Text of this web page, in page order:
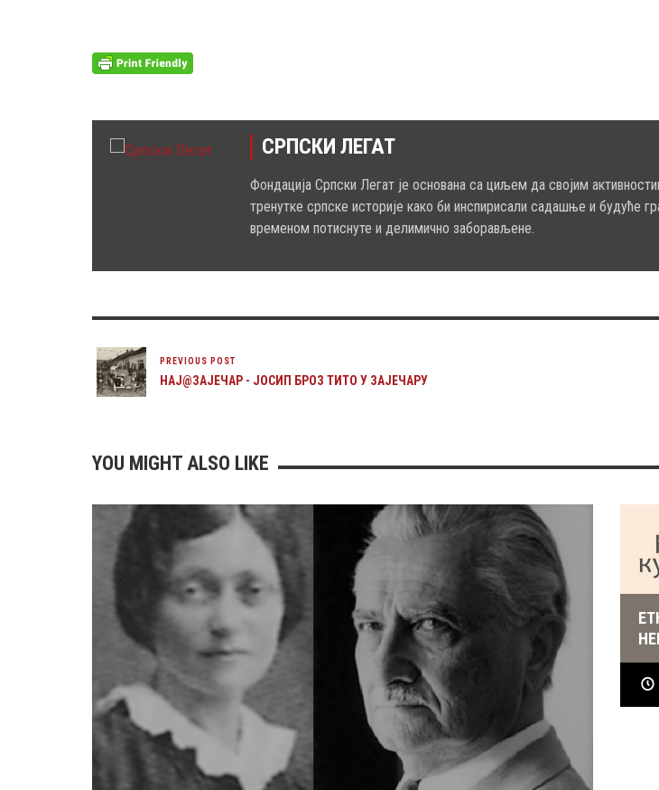
СРПСКИ ЛЕГАТ
Фондација Српски Легат је основана са циљем да својим
тренутке српске историје како би инспирисали садашње и будуће
временом потиснуте и делимично заборављене.
PREVIOUS POST
НАЈ@ЗАЈЕЧАР - ЈОСИП БРОЗ ТИТО У ЗАЈЕЧАРУ
YOU MIGHT ALSO LIKE